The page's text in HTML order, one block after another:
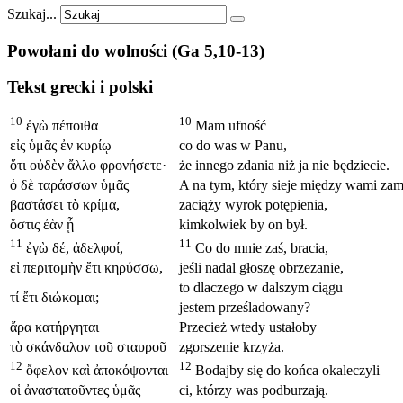
Szukaj...
Powołani do wolności (Ga 5,10-13)
Tekst grecki i polski
10 ἐγὼ πέποιθα 10 Mam ufność
εἰς ὑμᾶς ἐν κυρίῳ
co do was w Panu,
ὅτι οὐδὲν ἄλλο φρονήσετε·
że innego zdania niż ja nie będziecie.
ὁ δὲ ταράσσων ὑμᾶς
A na tym, który sieje między wami
βαστάσει τὸ κρίμα,
zaciąży wyrok potępienia,
ὅστις ἐὰν ᾖ
kimkolwiek by on był.
11 ἐγὼ δέ, ἀδελφοί, 11 Co do mnie zaś, bracia,
εἰ περιτομὴν ἔτι κηρύσσω,
jeśli nadal głoszę obrzezanie,
τί ἔτι διώκομαι;
to dlaczego w dalszym ciągu
jestem prześladowany?
ἄρα κατήργηται
Przecież wtedy ustałoby
τὸ σκάνδαλον τοῦ σταυροῦ
zgorszenie krzyża.
12 ὄφελον καὶ ἀποκόψονται 12 Bodajby się do końca okaleczyli
οἱ ἀναστατοῦντες ὑμᾶς
ci, którzy was podburzają.